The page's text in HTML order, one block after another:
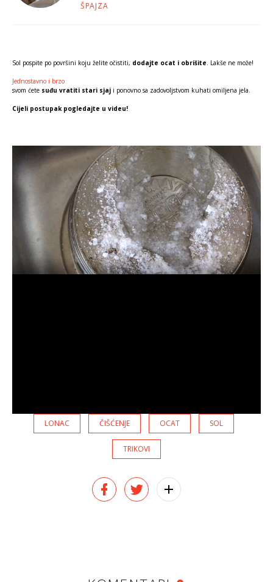
ŠPAJZA
Sol pospite po površini koju želite očistiti, dodajte ocat i obrišite. Lakše ne može!
Jednostavno i brzo
svom ćete suđu vratiti stari sjaj i ponovno sa zadovoljstvom kuhati omiljena jela.
Cijeli postupak pogledajte u videu!
LONAC ČIŠĆENJE OCAT SOL
TRIKOVI